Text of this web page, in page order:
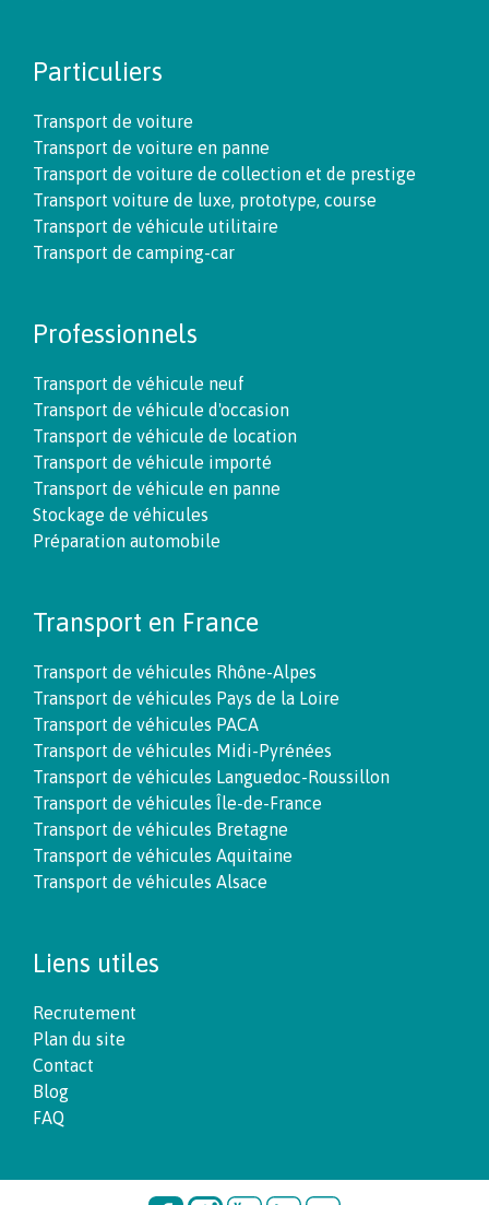
Particuliers
Transport de voiture
Transport de voiture en panne
Transport de voiture de collection et de prestige
Transport voiture de luxe, prototype, course
Transport de véhicule utilitaire
Transport de camping-car
Professionnels
Transport de véhicule neuf
Transport de véhicule d'occasion
Transport de véhicule de location
Transport de véhicule importé
Transport de véhicule en panne
Stockage de véhicules
Préparation automobile
Transport en France
Transport de véhicules Rhône-Alpes
Transport de véhicules Pays de la Loire
Transport de véhicules PACA
Transport de véhicules Midi-Pyrénées
Transport de véhicules Languedoc-Roussillon
Transport de véhicules Île-de-France
Transport de véhicules Bretagne
Transport de véhicules Aquitaine
Transport de véhicules Alsace
Liens utiles
Recrutement
Plan du site
Contact
Blog
FAQ